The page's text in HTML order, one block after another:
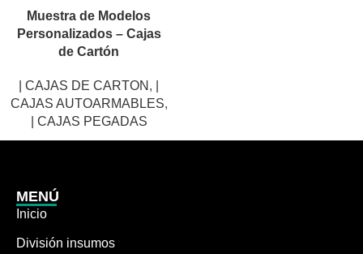
Muestra de Modelos
Personalizados – Cajas
de Cartón
| CAJAS DE CARTON ,
CAJAS AUTOARMABLES,
| CAJAS PEGADAS
MENÚ
Inicio
División insumos